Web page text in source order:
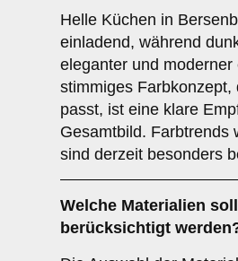
Helle Küchen in
einladend, während
eleganter und
stimmiges
passt, ist eine klare
Gesamtbild. Farbtrends
sind derzeit besonders
Welche Materialien
berücksichtigt